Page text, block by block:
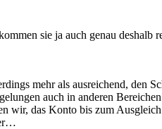
sie ja auch genau
mehr als ausreichend, den
auch in anderen
das Konto bis zum